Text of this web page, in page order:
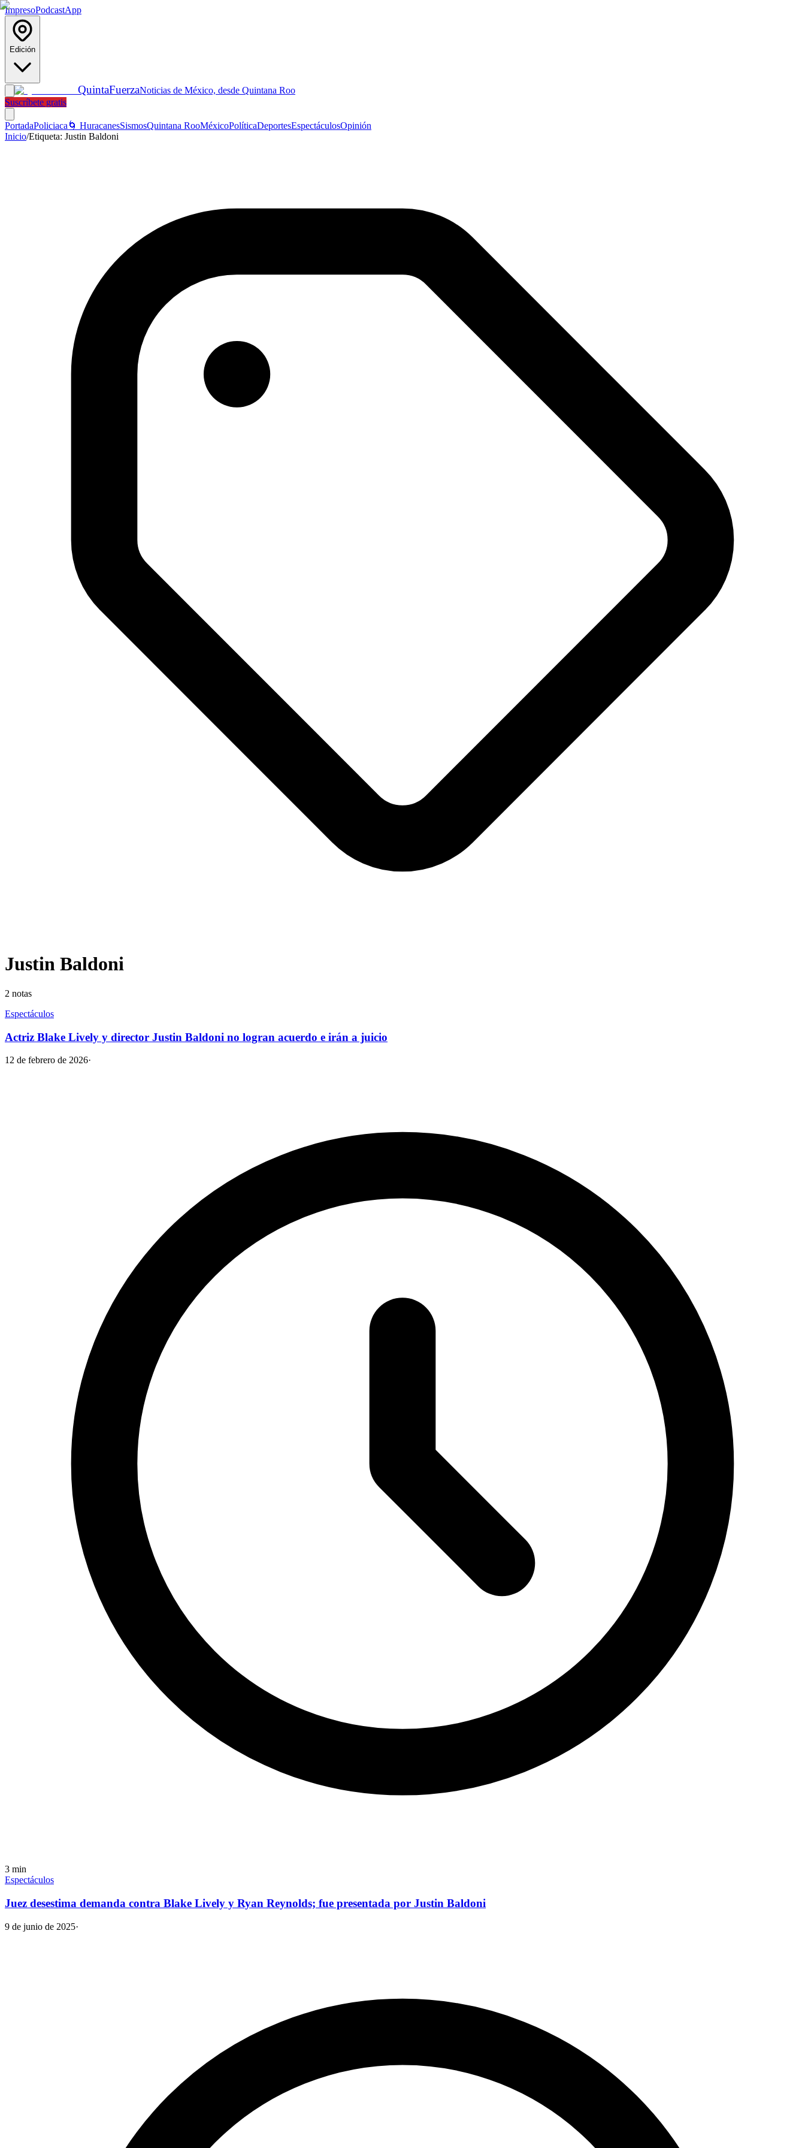
ImpresoPodcastApp
Edición
QuintaFuerzaNoticias de México, desde Quintana Roo
Suscríbete gratis
PortadaPoliciaca 🌀 HuracanesSismosQuintana RooMéxicoPolíticaDeportesEspectáculosOpinión
Inicio/Etiqueta: Justin Baldoni
Justin Baldoni
2 notas
Espectáculos
Actriz Blake Lively y director Justin Baldoni no logran acuerdo e irán a juicio
12 de febrero de 2026·
3 min
Espectáculos
Juez desestima demanda contra Blake Lively y Ryan Reynolds; fue presentada por Justin Baldoni
9 de junio de 2025·